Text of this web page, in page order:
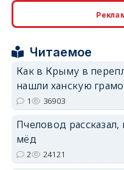
Читаемое
Как в Крыму в
нашли ханскую
1 36903
Пчеловод
мёд
2 24121